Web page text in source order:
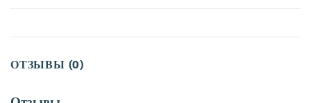
ОТЗЫВЫ (0)